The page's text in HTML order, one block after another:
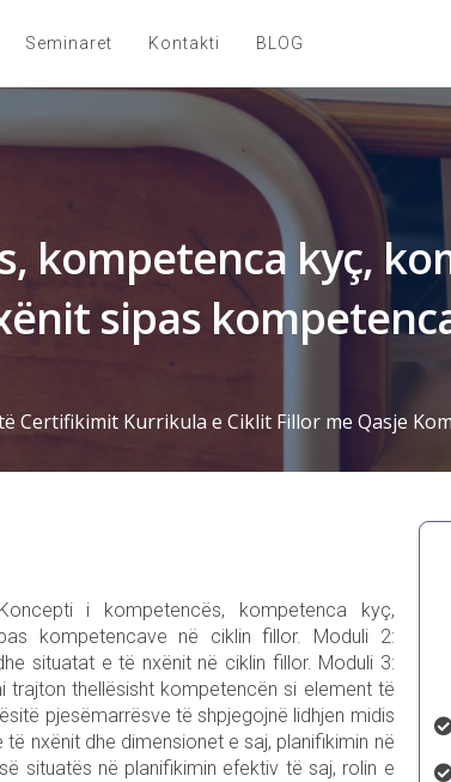
Seminaret Kontakti BLOG
kompetenca kyç,
sipas
Certifikimit Kurrikula e Ciklit Fillor me Qasje
i kompetencës, kompetenca kyç,
kompetencave në ciklin fillor. Moduli 2:
situatat e të nxënit në ciklin fillor. Moduli 3:
trajton thellësisht kompetencën si element të
pjesëmarrësve të shpjegojnë lidhjen midis
nxënit dhe dimensionet e saj, planifikimin në
situatës në planifikimin efektiv të saj, rolin e